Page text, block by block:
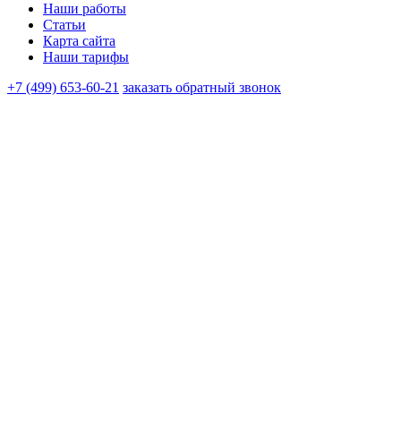
Наши работы
Статьи
Карта сайта
Наши тарифы
+7 (499) 653-60-21 заказать обратный звонок